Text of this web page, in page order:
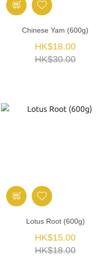
Chinese Yam (600g)
HK$18.00
HK$30.00
Lotus Root (600g)
HK$15.00
HK$18.00